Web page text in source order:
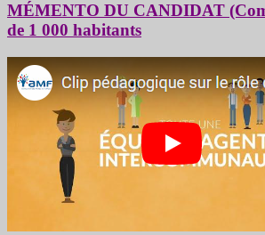
MÉMENTO DU CANDIDAT
de 1 000 habitants